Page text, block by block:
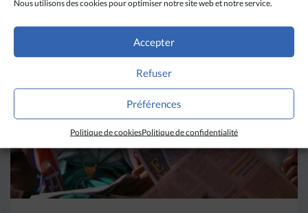
Nous utilisons des cookies pour optimiser notre site web et notre service.
Accepter
Refuser
Préférences
Politique de cookiesPolitique de confidentialité